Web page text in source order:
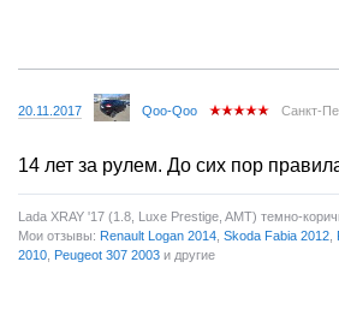
20.11.2017 Qoo-Qoo Санкт-
14 лет за рулем. До сих пор
Lada XRAY '17 (1.8, Luxe Prestige, AMT) темно-
Мои отзывы: Renault Logan 2014 Skoda Fabia 2012
2010 Peugeot 307 2003 и другие